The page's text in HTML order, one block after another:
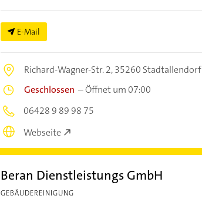
E-Mail
Richard-Wagner-Str. 2,35260 Stadtallendorf
Geschlossen –Öffnet um 07:00
06428 9 89 98 75
Webseite
Beran Dienstleistungs GmbH
GEBÄUDEREINIGUNG